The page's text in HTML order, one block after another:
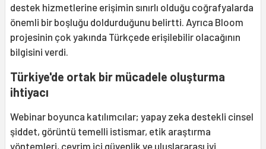
destek hizmetlerine erişimin sınırlı olduğu coğrafyalarda
önemli bir boşluğu doldurduğunu belirtti. Ayrıca Bloom
projesinin çok yakında Türkçede erişilebilir olacağının
bilgisini verdi.
Türkiye'de ortak bir mücadele oluşturma
ihtiyacı
Webinar boyunca katılımcılar; yapay zeka destekli cinsel
şiddet, görüntü temelli istismar, etik araştırma
yöntemleri, çevrim içi güvenlik ve uluslararası iyi